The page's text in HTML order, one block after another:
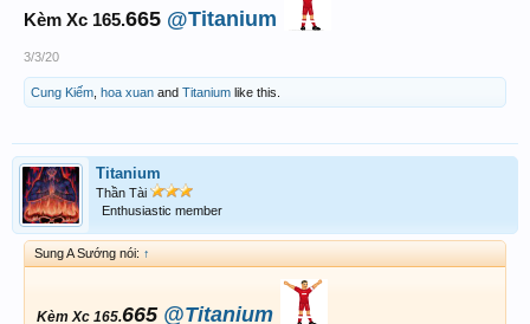
Kèm Xc 165.665 @Titanium
3/3/20
Cung Kiếm hoa xuan and Titanium like this.
Titanium
Thần Tài
Enthusiastic member
Sung A Sướng nói: ↑
Kèm Xc 165.665 @Titanium